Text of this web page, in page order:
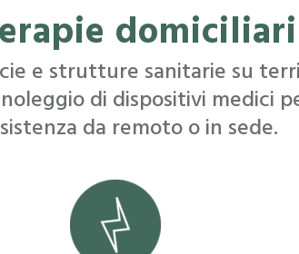
domiciliari
e strutture sanitarie su
di dispositivi medici
da remoto o in sede.